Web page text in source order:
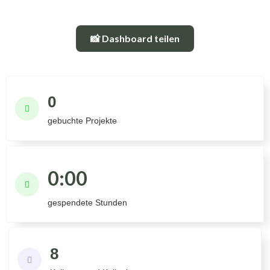
📸 Dashboard teilen
 0
gebuchte Projekte
 0:00
gespendete Stunden
 8